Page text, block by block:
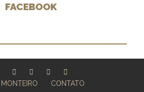
FACEBOOK
CONTATO